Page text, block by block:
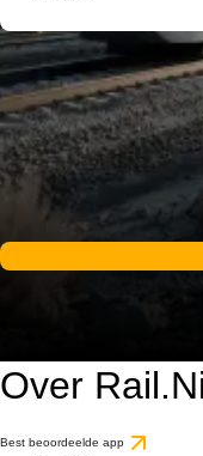
Over
Best beoordeelde app